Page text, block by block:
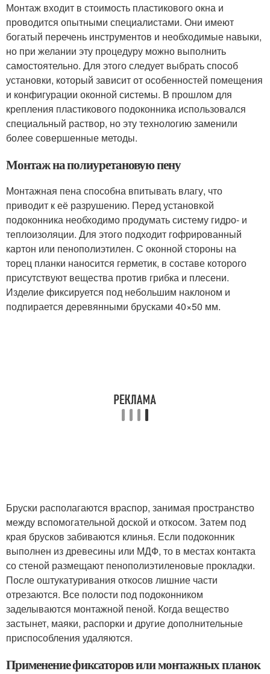
Монтаж входит в стоимость пластикового окна и
проводится опытными специалистами. Они имеют
богатый перечень инструментов и необходимые навыки,
но при желании эту процедуру можно выполнить
самостоятельно. Для этого следует выбрать способ
установки, который зависит от особенностей помещения
и конфигурации оконной системы. В прошлом для
крепления пластикового подоконника использовался
специальный раствор, но эту технологию заменили
более совершенные методы.
Монтаж на полиуретановую пену
Монтажная пена способна впитывать влагу, что
приводит к её разрушению. Перед установкой
подоконника необходимо продумать систему гидро- и
теплоизоляции. Для этого подходит гофрированный
картон или пенополиэтилен. С оконной стороны на
торец планки наносится герметик, в составе которого
присутствуют вещества против грибка и плесени.
Изделие фиксируется под небольшим наклоном и
подпирается деревянными брусками 40×50 мм.
Бруски располагаются враспор, занимая пространство
между вспомогательной доской и откосом. Затем под
края брусков забиваются клинья. Если подоконник
выполнен из древесины или МДФ, то в местах контакта
со стеной размещают пенополиэтиленовые прокладки.
После оштукатуривания откосов лишние части
отрезаются. Все полости под подоконником
заделываются монтажной пеной. Когда вещество
застынет, маяки, распорки и другие дополнительные
приспособления удаляются.
Применение фиксаторов или монтажных планок